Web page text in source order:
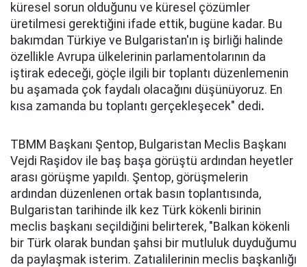
küresel sorun olduğunu ve küresel çözümler
üretilmesi gerektiğini ifade ettik, bugüne kadar. Bu
bakımdan Türkiye ve Bulgaristan'ın iş birliği halinde
özellikle Avrupa ülkelerinin parlamentolarının da
iştirak edeceği, göçle ilgili bir toplantı düzenlemenin
bu aşamada çok faydalı olacağını düşünüyoruz. En
kısa zamanda bu toplantı gerçekleşecek" dedi.
TBMM Başkanı Şentop, Bulgaristan Meclis Başkanı
Vejdi Raşidov ile baş başa görüştü ardından heyetler
arası görüşme yapıldı. Şentop, görüşmelerin
ardından düzenlenen ortak basın toplantısında,
Bulgaristan tarihinde ilk kez Türk kökenli birinin
meclis başkanı seçildiğini belirterek, "Balkan kökenli
bir Türk olarak bundan şahsi bir mutluluk duyduğumu
da paylaşmak isterim. Zatıalilerinin meclis başkanlığı